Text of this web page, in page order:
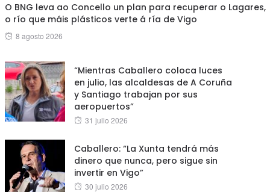
O BNG leva ao Concello un plan para recuperar o Lagares,
o río que máis plásticos verte á ría de Vigo
Posted
8 agosto 2026
“Mientras Caballero coloca luces
en julio, las alcaldesas de A Coruña
y Santiago trabajan por sus
aeropuertos”
Posted
31 julio 2026
Caballero: “La Xunta tendrá más
dinero que nunca, pero sigue sin
invertir en Vigo”
Posted
30 julio 2026